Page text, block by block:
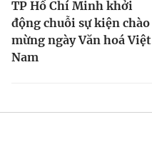
TP Hồ Chí Minh khởi
động chuỗi sự kiện chào
mừng ngày Văn hoá Việt
Nam